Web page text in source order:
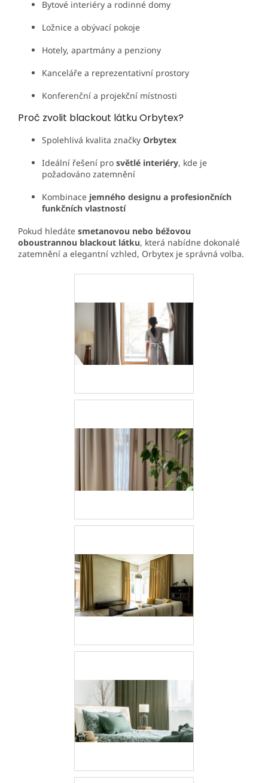
Bytové interiéry a rodinné domy
Ložnice a obývací pokoje
Hotely, apartmány a penziony
Kanceláře a reprezentativní prostory
Konferenční a projekční místnosti
Proč zvolit blackout látku Orbytex?
Spolehlivá kvalita značky Orbytex
Ideální řešení pro světlé interiéry, kde je
požadováno zatemnění
Kombinace jemného designu a profesiončních
funkčních vlastností
Pokud hledáte smetanovou nebo béžovou
oboustrannou blackout látku, která nabídne dokonalé
zatemnění a elegantní vzhled, Orbytex je správná volba.